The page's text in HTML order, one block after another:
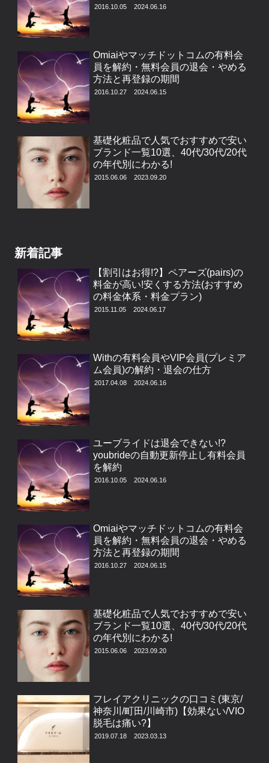
2016.10.05 2024.06.16
Omiaiやマッチドットコムの有料会
員を解約・無料会員の退会・やめる
方法と再登録の期間
2016.10.27 2024.06.15
基礎化粧品で人気でおすすめで安い
ブランド一覧10選、40代/30代/20代
の年代別にわかる!
2015.06.06 2023.09.20
新着記事
【割引はお得!?】ペアーズ(pairs)の
料金が高い!安くする方法(おすすめ
の料金体系・料金プラン)
2015.11.05 2024.06.17
Withの有料会員やVIP会員(プレミア
ム会員)の解約・退会の仕方
2017.04.08 2024.06.16
ユーブライドは退会できない!?
youbrideの自動更新停止し有料会員
を解約
2016.10.05 2024.06.16
Omiaiやマッチドットコムの有料会
員を解約・無料会員の退会・やめる
方法と再登録の期間
2016.10.27 2024.06.15
基礎化粧品で人気でおすすめで安い
ブランド一覧10選、40代/30代/20代
の年代別にわかる!
2015.06.06 2023.09.20
フレイアクリニックの口コミ(東京/
神奈川/町田/川崎市)【効果ない/VIO
脱毛は痛い?】
2019.07.18 2023.03.13